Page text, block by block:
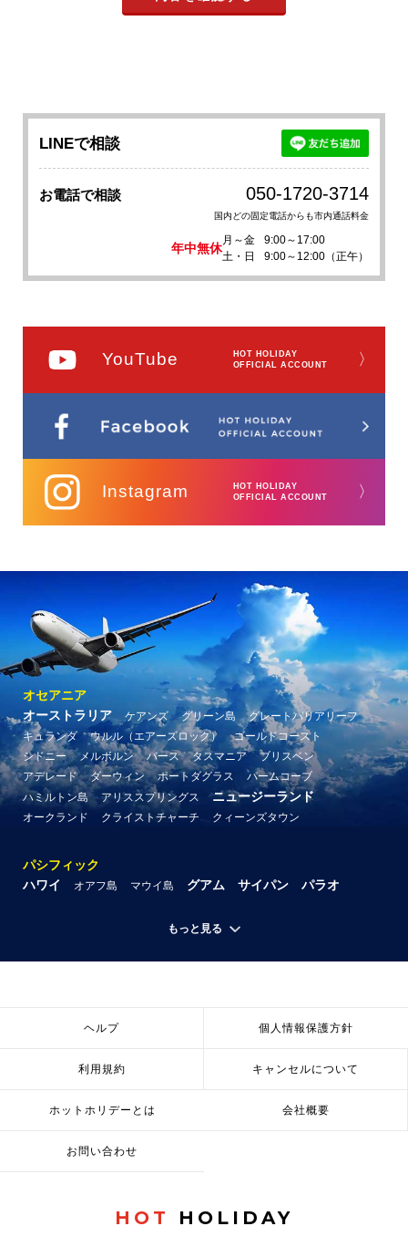
LINEで相談
お電話で相談 050-1720-3714
国内どの固定電話からも市内通話料金
年中無休
月～金
9:00～17:00
土・日
9:00～12:00（正午）
YouTube
HOT HOLIDAY
OFFICIAL ACCOUNT
〉
Instagram
HOT HOLIDAY
OFFICIAL ACCOUNT
〉
オセアニア
オーストラリア
ケアンズ グリーン島
グレートバリアリーフ
キュランダ
ウルル（エアーズロック）
ゴールドコースト
シドニー
メルボルン パース タスマニア
ブリスベン
アデレード
ダーウィン ポートダグラス
パームコーブ
ハミルトン島
アリススプリングス ニュージーランド
オークランド クライストチャーチ クィーンズタウン
パシフィック
ハワイ
オアフ島 マウイ島 グアム サイパン パラオ
もっと見る
ヘルプ 個人情報保護方針
利用規約 キャンセルについて
ホットホリデーとは 会社概要
お問い合わせ
HOT HOLIDAY